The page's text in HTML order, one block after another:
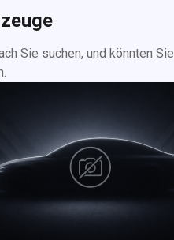
Sie suchen, und könnten Sie